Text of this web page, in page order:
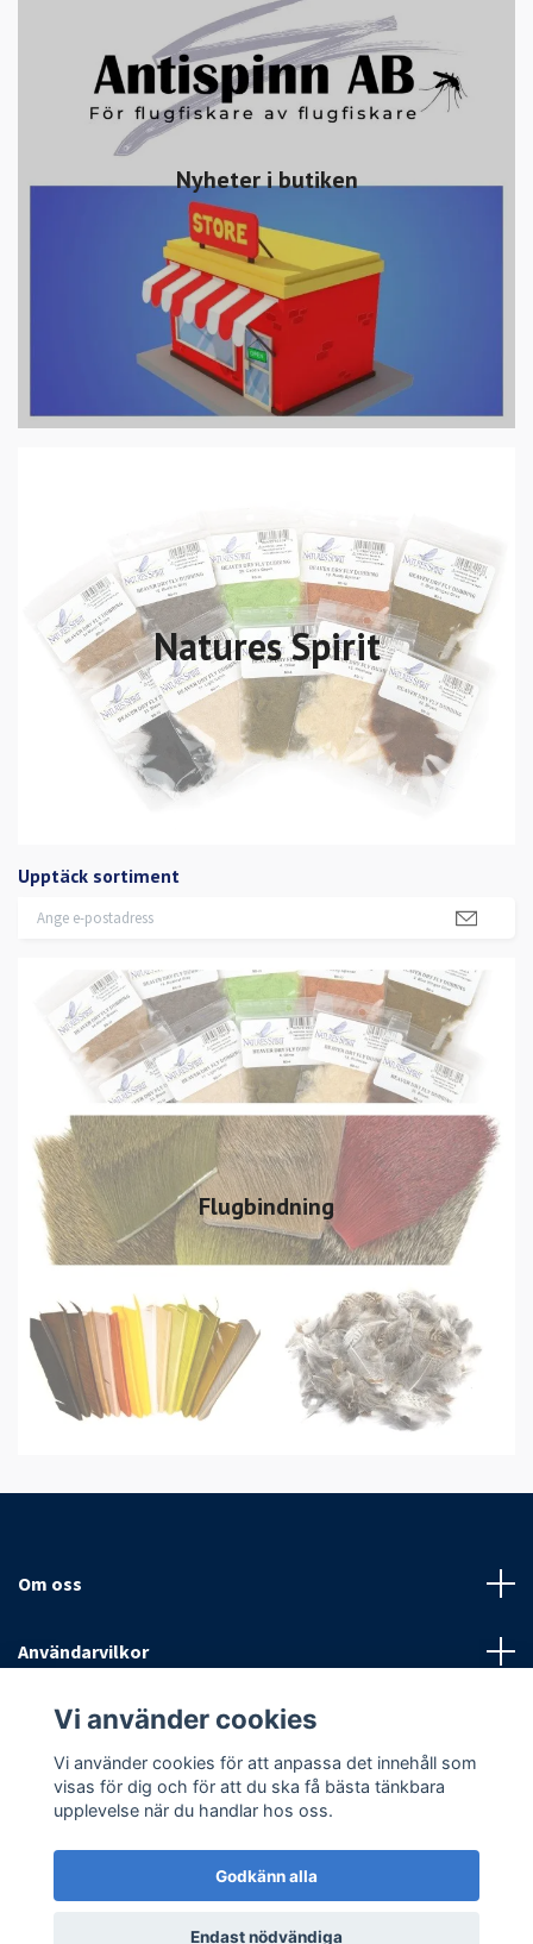
Nyheter i butiken
Natures Spirit
Upptäck sortiment
Flugbindning
Om oss
Användarvilkor
Sociala medier
© 2026 Antispinn AB
Vi använder cookies
Vi använder cookies för att anpassa det innehåll som
visas för dig och för att du ska få bästa tänkbara
upplevelse när du handlar hos oss.
Godkänn alla
Endast nödvändiga